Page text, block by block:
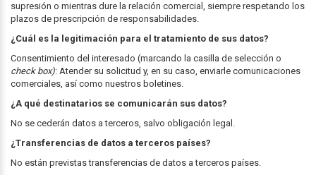
supresión o mientras dure la relación comercial, siempre respetando los
plazos de prescripción de responsabilidades.
¿Cuál es la legitimación para el tratamiento de sus datos?
Consentimiento del interesado (marcando la casilla de selección o
check box): Atender su solicitud y, en su caso, enviarle comunicaciones
comerciales, así como nuestros boletines.
¿A qué destinatarios se comunicarán sus datos?
No se cederán datos a terceros, salvo obligación legal.
¿Transferencias de datos a terceros países?
No están previstas transferencias de datos a terceros países.